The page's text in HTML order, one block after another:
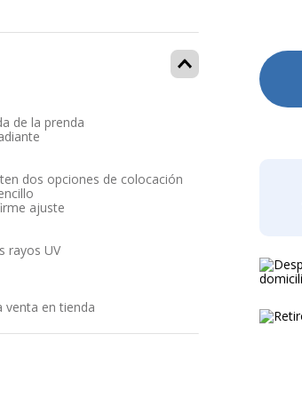
de la prenda
dos opciones de colocación
ajuste
rayos UV
venta en tienda